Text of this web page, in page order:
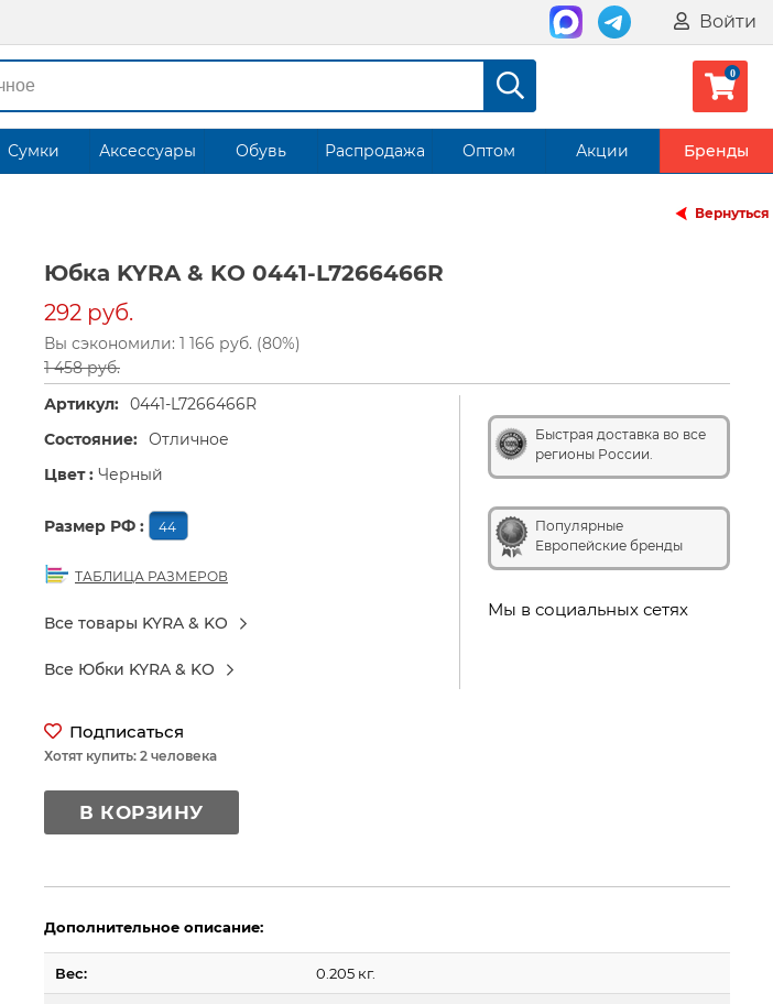
Войти
Сумки Аксессуары Обувь Распродажа Оптом Акции Бренды
Вернуться
Юбка KYRA & KO 0441-L7266466R
292 руб.
Вы сэкономили: 1 166 руб. (80%)
1 458 руб.
Быстрая доставка во все
регионы России.
Популярные
Европейские бренды
Мы в социальных сетях
Артикул: 0441-L7266466R
Состояние: Отличное
Цвет : Черный
Размер РФ : 44
ТАБЛИЦА РАЗМЕРОВ
Все товары KYRA & KO
Все Юбки KYRA & KO
Подписаться
Хотят купить: 2 человека
В КОРЗИНУ
Дополнительное описание:
Вес: 0.205 кг.